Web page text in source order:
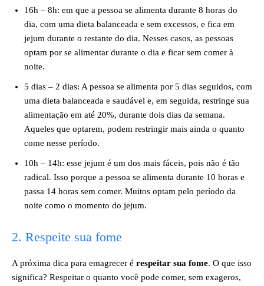
16h – 8h: em que a pessoa se alimenta durante 8 horas do
dia, com uma dieta balanceada e sem excessos, e fica em
jejum durante o restante do dia. Nesses casos, as pessoas
optam por se alimentar durante o dia e ficar sem comer à
noite.
5 dias – 2 dias: A pessoa se alimenta por 5 dias seguidos, com
uma dieta balanceada e saudável e, em seguida, restringe sua
alimentação em até 20%, durante dois dias da semana.
Aqueles que optarem, podem restringir mais ainda o quanto
come nesse período.
10h – 14h: esse jejum é um dos mais fáceis, pois não é tão
radical. Isso porque a pessoa se alimenta durante 10 horas e
passa 14 horas sem comer. Muitos optam pelo período da
noite como o momento do jejum.
2. Respeite sua fome
A próxima dica para emagrecer é respeitar sua fome. O que isso
significa? Respeitar o quanto você pode comer, sem exageros,